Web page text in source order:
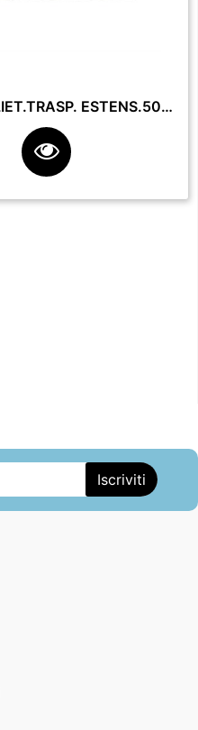
FILM IN POLIET.TRASP. ESTENS.50 CM 23 MY 2.2 KG **